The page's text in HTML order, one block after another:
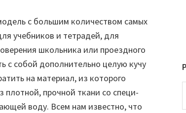
с большим количеством самых
учебников и тетрадей, для
школьника или проездного
с собой дополнительно целую кучу
на материал, из которого
плотной, прочной ткани со специ-
воду. Всем нам известно, что